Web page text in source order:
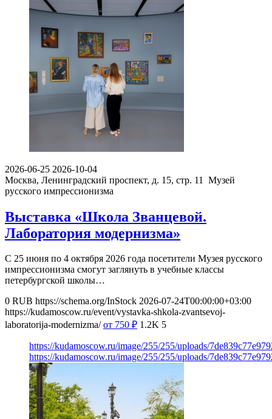
2026-06-25 2026-10-04
Москва, Ленинградский проспект, д. 15, стр. 11
Музей
русского импрессионизма
Выставка «Школа Званцевой.
Лаборатория модернизма»
С 25 июня по 4 октября 2026 года посетители Музея русского
импрессионизма смогут заглянуть в учебные классы
петербургской школы…
0 RUB https://schema.org/InStock 2026-07-24T00:00:00+03:00
https://kudamoscow.ru/event/vystavka-shkola-zvantsevoj-
laboratorija-modernizma/ от 750 ₽ 1.2K 5
https://kudamoscow.ru/image/255/255/uploads/
https://kudamoscow.ru/image/255/255/uploads/